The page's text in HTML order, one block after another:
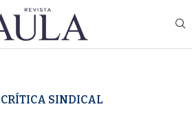
CRÍTICA SINDICAL